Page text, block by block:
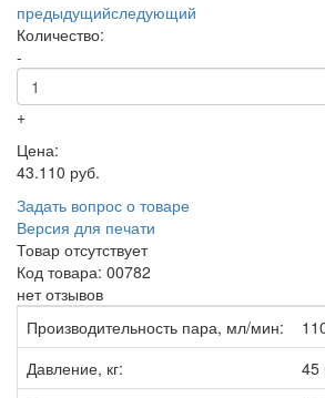
предыдущийследующий
Количество:
-
+
Цена:
43.110 руб.
Задать вопрос о товаре
Версия для печати
Товар отсутствует
Код товара: 00782
нет отзывов
Производительность пара, мл/мин:
Давление, кг:
45